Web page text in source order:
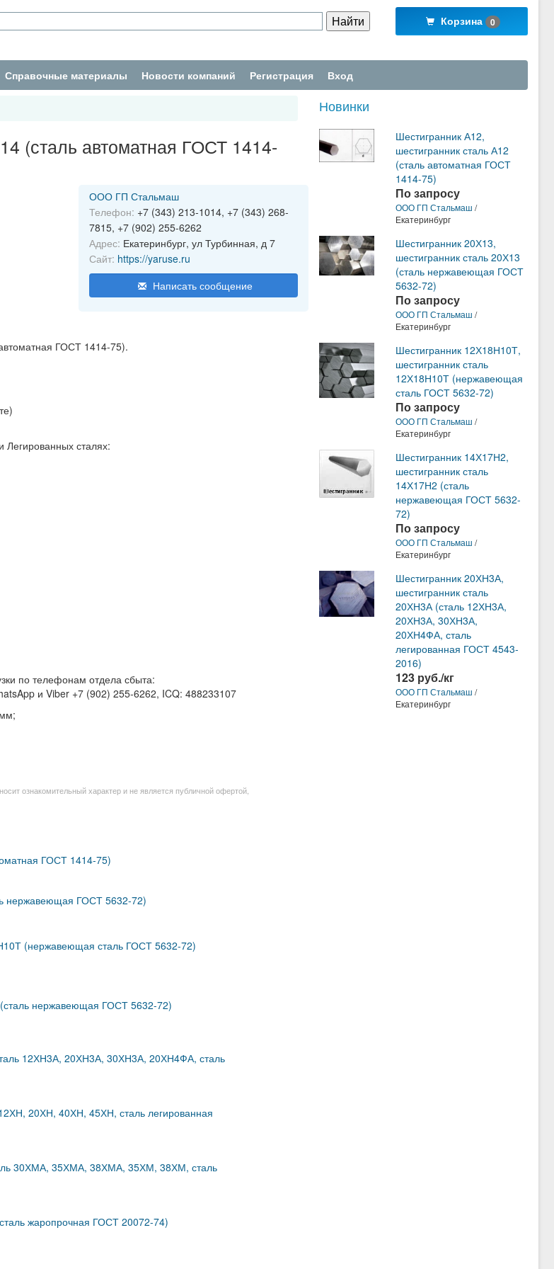
Корзина 0
Справочные материалы Новости компаний Регистрация Вход
(сталь автоматная ГОСТ 1414-
ООО ГП Стальмаш
Телефон: +7 (343) 213-1014, +7 (343) 268-
7815, +7 (902) 255-6262
Адрес: Екатеринбург, ул Турбинная, д 7
Сайт: https://yaruse.ru
Написать сообщение
ГОСТ 1414-75).
Легированных сталях:
по телефонам отдела сбыта:
и Viber +7 (902) 255-6262, ICQ: 488233107
ознакомительный характер и не является публичной офертой,
ГОСТ 1414-75)
нержавеющая ГОСТ 5632-72)
(нержавеющая сталь ГОСТ 5632-72)
нержавеющая ГОСТ 5632-72)
12ХН3А, 20ХН3А, 30ХН3А, 20ХН4ФА, сталь
20ХН, 40ХН, 45ХН, сталь легированная
30ХМА, 35ХМА, 38ХМА, 35ХМ, 38ХМ, сталь
жаропрочная ГОСТ 20072-74)
Новинки
Шестигранник А12,
шестигранник сталь А12
(сталь автоматная ГОСТ
1414-75)
По запросу
ООО ГП Стальмаш /
Екатеринбург
Шестигранник 20Х13,
шестигранник сталь 20Х13
(сталь нержавеющая ГОСТ
5632-72)
По запросу
ООО ГП Стальмаш /
Екатеринбург
Шестигранник 12Х18Н10Т,
шестигранник сталь
12Х18Н10Т (нержавеющая
сталь ГОСТ 5632-72)
По запросу
ООО ГП Стальмаш /
Екатеринбург
Шестигранник 14Х17Н2,
шестигранник сталь
14Х17Н2 (сталь
нержавеющая ГОСТ 5632-
72)
По запросу
ООО ГП Стальмаш /
Екатеринбург
Шестигранник 20ХН3А,
шестигранник сталь
20ХН3А (сталь 12ХН3А,
20ХН3А, 30ХН3А,
20ХН4ФА, сталь
легированная ГОСТ 4543-
2016)
123 руб./кг
ООО ГП Стальмаш /
Екатеринбург